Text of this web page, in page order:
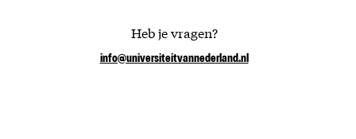
Heb je vragen?
info@universiteitvannederland.nl